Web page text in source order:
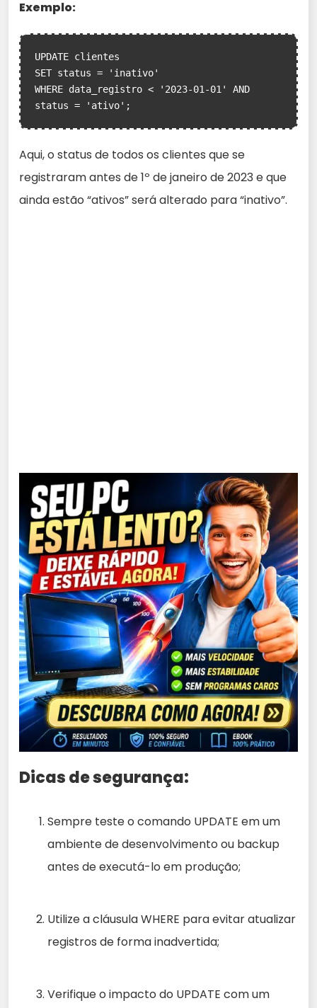
Exemplo:
UPDATE clientes
SET status = 'inativo'
WHERE data_registro < '2023-01-01' AND
status = 'ativo';
Aqui, o status de todos os clientes que se
registraram antes de 1º de janeiro de 2023 e que
ainda estão “ativos” será alterado para “inativo”.
Dicas de segurança:
Sempre teste o comando UPDATE em um
ambiente de desenvolvimento ou backup
antes de executá-lo em produção;
Utilize a cláusula WHERE para evitar atualizar
registros de forma inadvertida;
Verifique o impacto do UPDATE com um